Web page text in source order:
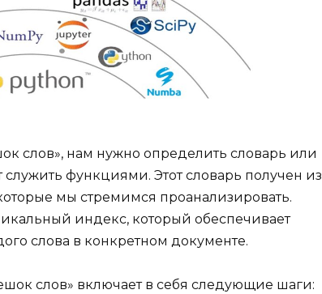
слов», нам нужно определить словарь или
функциями. Этот словарь получен из
мы стремимся проанализировать.
индекс, который обеспечивает
слова в конкретном документе.
слов» включает в себя следующие шаги: